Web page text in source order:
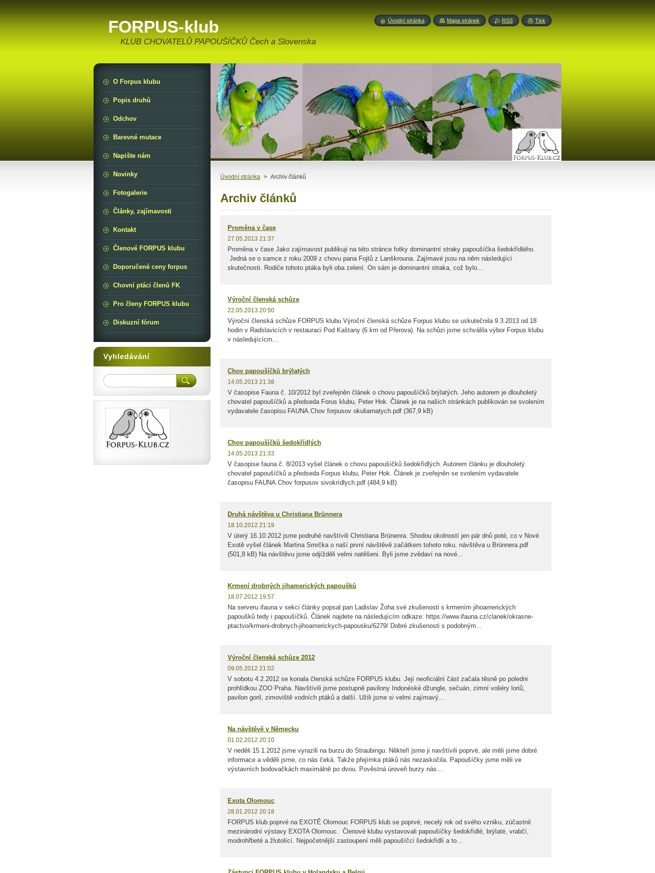
FORPUS-klub
KLUB CHOVATELŮ PAPOUŠÍČKŮ Čech a Slovenska
Úvodní stránka > Archiv článků
Archiv článků
Proměna v čase
27.05.2013 21:37
Proměna v čase Jako zajímavost publikuji na této stránce fotky dominantní straky papoušíčka šedokřídlého.
Jedná se o samce z roku 2009 z chovu pana Fojtů z Lanškrouna. Zajímavé jsou na něm následující
skutečnosti. Rodiče tohoto ptáka byli oba zelení. On sám je dominantní straka, což bylo...
Výroční členská schůze
22.05.2013 20:50
Výroční členská schůze FORPUS klubu Výroční členská schůze Forpus klubu se uskutečnila 9.3.2013 od 18
hodin v Radslavicích v restauraci Pod Kaštany (6 km od Přerova). Na schůzi jsme schválila výbor Forpus klubu
v následujícícm...
Chov papoušíčků brýlatých
14.05.2013 21:38
V časopise Fauna č. 10/2012 byl zveřejněn článek o chovu papoušíčků brýlatých. Jeho autorem je dlouholetý
chovatel papoušíčků a předseda Forus klubu, Peter Hok. Článek je na našich stránkách publikován se svolením
vydavatele časopisu FAUNA.Chov forpusov okuliarnatych.pdf (367,9 kB)
Chov papoušíčků šedokřídlých
14.05.2013 21:33
V časopise fauna č. 8/2013 vyšel článek o chovu papoušíčků šedokřídlých. Autorem článku je dlouholetý
chovatel papoušíčků a předseda Forpus klubu, Peter Hok. Článek je zveřejněn se svolením vydavatele
časopisu FAUNA.Chov forpusov sivokrídlych.pdf (484,9 kB)
Druhá návštěva u Christiana Brünnera
18.10.2012 21:19
V úterý 16.10.2012 jsme podruhé navštívili Christiana Brünenra. Shodou okolností jen pár dnů poté, co v Nové
Exotě vyšel článek Martina Smrčka o naší první návštěvě začátkem tohoto roku. návštěva u Brünnera.pdf
(501,8 kB) Na návštěvu jsme odjížděli velmi natěšeni. Byli jsme zvědaví na nové...
Krmení drobných jihamerických papoušků
18.07.2012 19:57
Na serveru ifauna v sekci články popsal pan Ladislav Žoha své zkušenosti s krmením jihoamerických
papoušků tedy i papoušíčků. Článek najdete na následujícím odkaze: https://www.ifauna.cz/clanek/okrasne-
ptactvo/krmeni-drobnych-jihoamerickych-papousku/6279/ Dobré zkušenosti s podobným...
Výroční členská schůze 2012
09.05.2012 21:02
V sobotu 4.2.2012 se konala členská schůze FORPUS klubu. Její neoficiální část začala těsně po poledni
prohlídkou ZOO Praha. Navštívili jsme postupně pavilony Indonéské džungle, sečuán, zimní voliéry loriů,
pavilon goril, zimoviště vodních ptáků a další. Užili jsme si velmi zajímavý...
Na návštěvě v Německu
01.02.2012 20:10
V neděli 15.1.2012 jsme vyrazili na burzu do Straubingu. Někteří jsme ji navštívili poprvé, ale měli jsme dobré
informace a věděli jsme, co nás čeká. Takže přejímka ptáků nás nezaskočila. Papoušíčky jsme měli ve
výstavních bodovačkách maximálně po dvou. Pověstná úroveň burzy nás...
Exota Olomouc
28.01.2012 20:18
FORPUS klub poprvé na EXOTĚ Olomouc FORPUS klub se poprvé, necelý rok od svého vzniku, zúčastnil
mezinárodní výstavy EXOTA Olomouc. Členové klubu vystavovali papoušíčky šedokřídlé, brýlaté, vrabčí,
modrohřbeté a žlutolící. Nejpočetnější zastoupení měli papoušíčci šedokřídlí a to...
O Forpus klubu
Popis druhů
Odchov
Barevné mutace
Napište nám
Novinky
Fotogalerie
Články, zajímavosti
Kontakt
Členové FORPUS klubu
Doporučené ceny forpus
Chovní ptáci členů FK
Pro členy FORPUS klubu
Diskuzní fórum
Vyhledávání
Úvodní stránka Mapa stránek RSS Tisk